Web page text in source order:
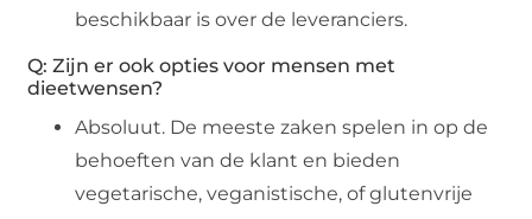
beschikbaar is over de leveranciers.
Q: Zijn er ook opties voor mensen met
dieetwensen?
Absoluut. De meeste zaken spelen in op de
behoeften van de klant en bieden
vegetarische, veganistische, of glutenvrije